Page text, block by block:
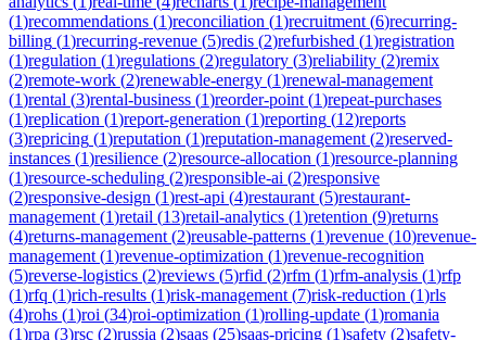
(1)recommendations (1)reconciliation (1)recruitment (6)recurring-
billing (1)recurring-revenue (5)redis (2)refurbished (1)registration
(1)regulation (1)regulations (2)regulatory (3)reliability (2)remix
(2)remote-work (2)renewable-energy (1)renewal-management
(1)rental (3)rental-business (1)reorder-point (1)repeat-purchases
(1)replication (1)report-generation (1)reporting (12)reports
(3)repricing (1)reputation (1)reputation-management (2)reserved-
instances (1)resilience (2)resource-allocation (1)resource-planning
(1)resource-scheduling (2)responsible-ai (2)responsive
(2)responsive-design (1)rest-api (4)restaurant (5)restaurant-
management (1)retail (13)retail-analytics (1)retention (9)returns
(4)returns-management (2)reusable-patterns (1)revenue (10)revenue-
management (1)revenue-optimization (1)revenue-recognition
(5)reverse-logistics (2)reviews (5)rfid (2)rfm (1)rfm-analysis (1)rfp
(1)rfq (1)rich-results (1)risk-management (7)risk-reduction (1)rls
(4)rohs (1)roi (34)roi-optimization (1)rolling-update (1)romania
(1)rpa (3)rsc (2)russia (2)saas (25)saas-pricing (1)safety (2)safety-